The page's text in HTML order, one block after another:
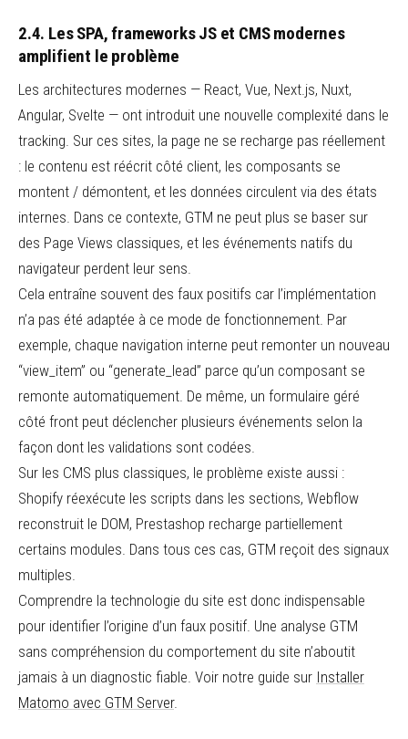
2.4. Les SPA, frameworks JS et CMS modernes
amplifient le problème
Les architectures modernes — React, Vue, Next.js, Nuxt,
Angular, Svelte — ont introduit une nouvelle complexité dans le
tracking. Sur ces sites, la page ne se recharge pas réellement
: le contenu est réécrit côté client, les composants se
montent / démontent, et les données circulent via des états
internes. Dans ce contexte, GTM ne peut plus se baser sur
des Page Views classiques, et les événements natifs du
navigateur perdent leur sens.
Cela entraîne souvent des faux positifs car l’implémentation
n’a pas été adaptée à ce mode de fonctionnement. Par
exemple, chaque navigation interne peut remonter un nouveau
“view_item” ou “generate_lead” parce qu’un composant se
remonte automatiquement. De même, un formulaire géré
côté front peut déclencher plusieurs événements selon la
façon dont les validations sont codées.
Sur les CMS plus classiques, le problème existe aussi :
Shopify réexécute les scripts dans les sections, Webflow
reconstruit le DOM, Prestashop recharge partiellement
certains modules. Dans tous ces cas, GTM reçoit des signaux
multiples.
Comprendre la technologie du site est donc indispensable
pour identifier l’origine d’un faux positif. Une analyse GTM
sans compréhension du comportement du site n’aboutit
jamais à un diagnostic fiable. Voir notre guide sur Installer
Matomo avec GTM Server.